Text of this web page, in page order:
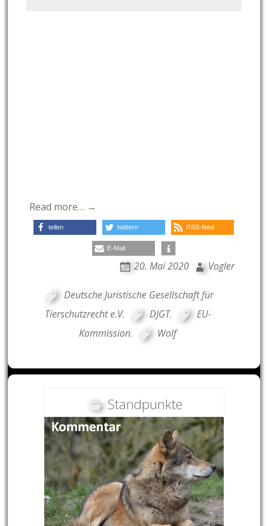
Read more… →
teilen twittern RSS-feed
E-Mail
20. Mai 2020 Vogler
Deutsche Juristische Gesellschaft für
Tierschutzrecht e.V, DJGT,
EU-
Kommission, Wolf
Standpunkte